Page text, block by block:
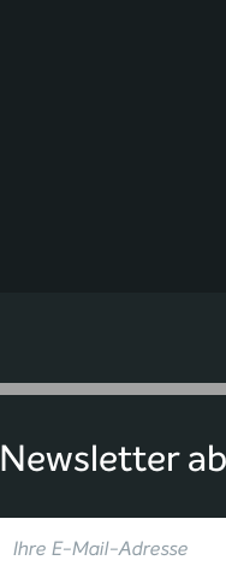
Newsletter